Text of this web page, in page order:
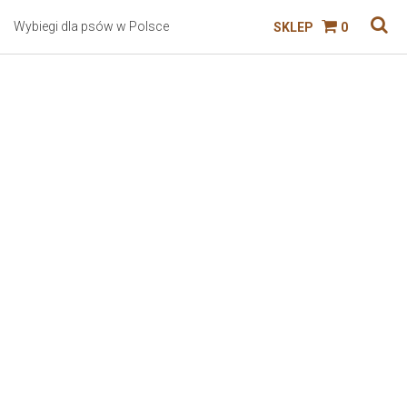
Wybiegi dla psów w Polsce SKLEP 0